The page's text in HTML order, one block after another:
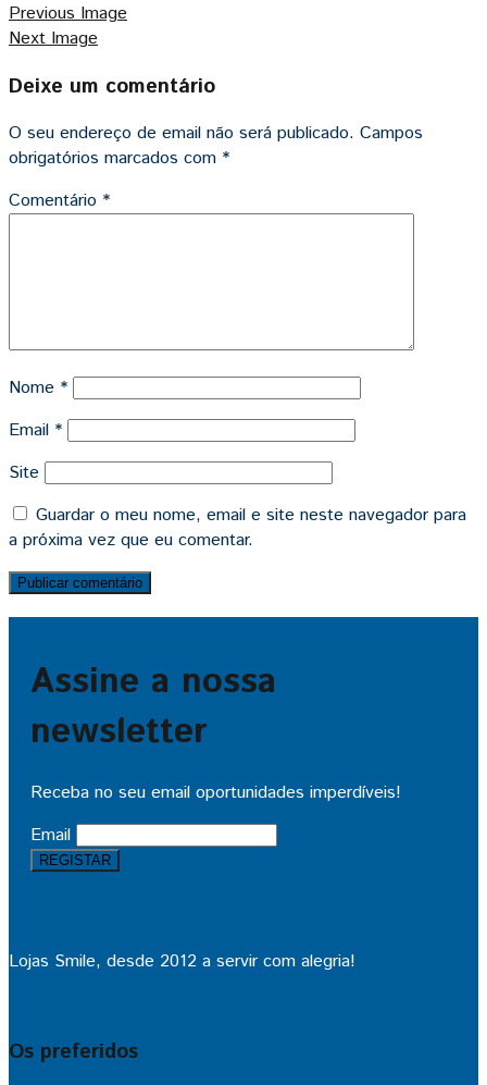
Previous Image
Next Image
Deixe um comentário
O seu endereço de email não será publicado. Campos
obrigatórios marcados com *
Comentário *
Nome *
Email *
Site
Guardar o meu nome, email e site neste navegador para
a próxima vez que eu comentar.
Assine a nossa
newsletter
Receba no seu email oportunidades imperdíveis!
Email
Lojas Smile, desde 2012 a servir com alegria!
Os preferidos